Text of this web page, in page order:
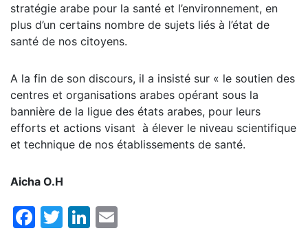
stratégie arabe pour la santé et l’environnement, en
plus d’un certains nombre de sujets liés à l’état de
santé de nos citoyens.
A la fin de son discours, il a insisté sur « le soutien des
centres et organisations arabes opérant sous la
bannière de la ligue des états arabes, pour leurs
efforts et actions visant à élever le niveau scientifique
et technique de nos établissements de santé.
Aicha O.H
Facebook
TwitterLinkedIn